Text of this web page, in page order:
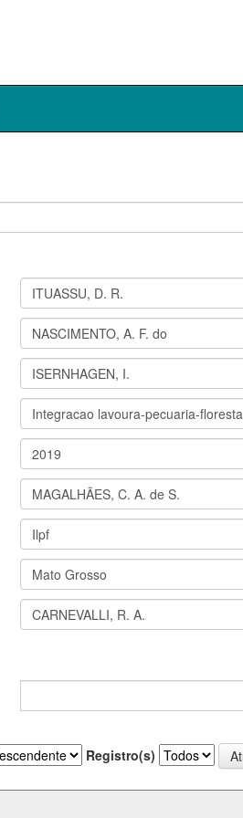
Registro(s)